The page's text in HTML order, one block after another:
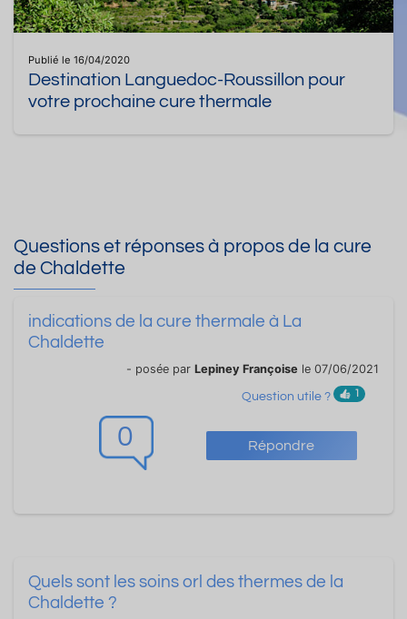
Publié le 16/04/2020
Destination Languedoc-Roussillon pour
votre prochaine cure thermale
Questions et réponses à propos de la cure
de Chaldette
0 Répondre
indications de la cure thermale à La
Chaldette
- posée par Lepiney Françoise le 07/06/2021
Question utile ? 1
Quels sont les soins orl des thermes de la
Chaldette ?